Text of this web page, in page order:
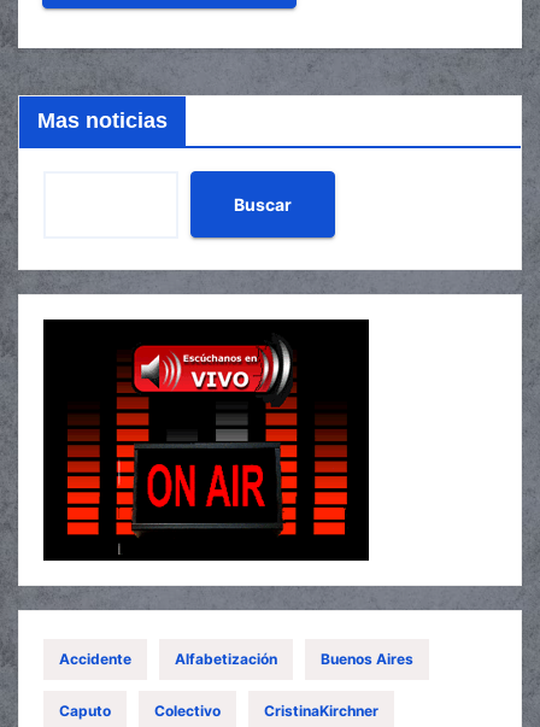
Mas noticias
Buscar
Accidente Alfabetización Buenos Aires
Caputo Colectivo CristinaKirchner